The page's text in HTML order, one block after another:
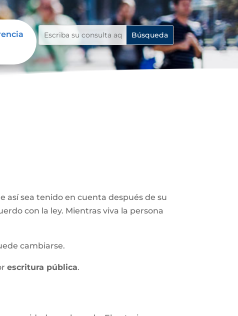
así sea tenido en cuenta después de su
con la ley. Mientras viva la persona
cambiarse.
escritura pública.